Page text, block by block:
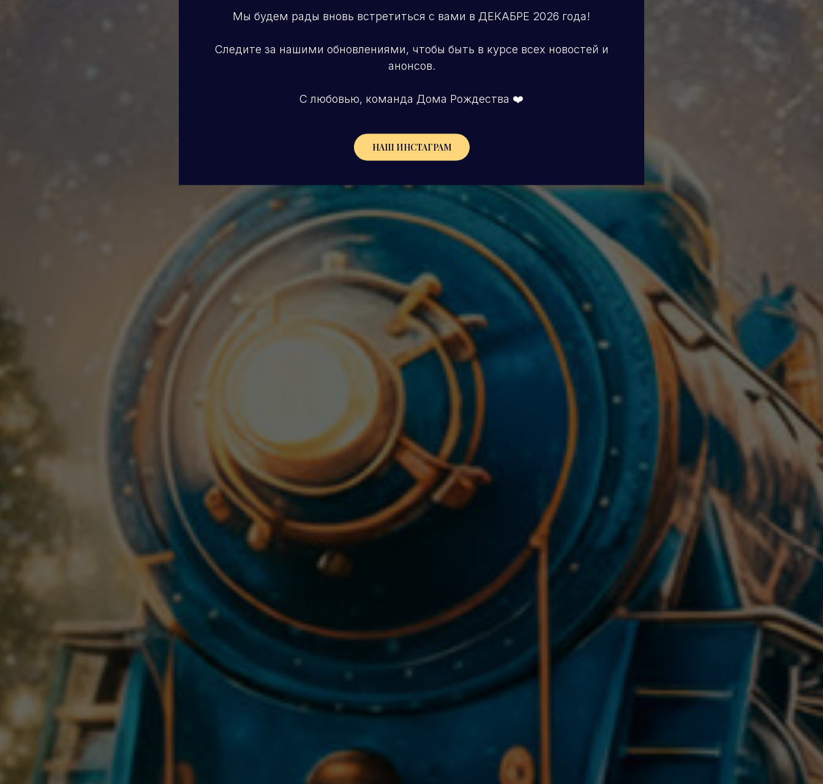
Мы будем рады вновь встретиться с вами в ДЕКАБРЕ 2026 года!
Следите за нашими обновлениями, чтобы быть в курсе всех новостей и
анонсов.
С любовью, команда Дома Рождества ❤️
НАШ ИНСТАГРАМ